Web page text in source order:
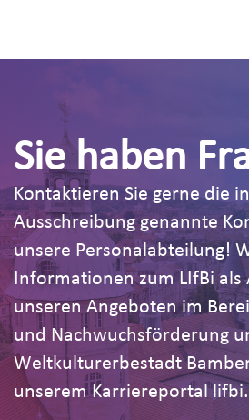
Sie haben
Kontaktieren Sie gerne die
Ausschreibung genannte
unsere Personalabteilung!
Informationen zum LIfBi als
unseren Angeboten im
und Nachwuchsförderung
Weltkulturerbestadt
unserem Karriereportal